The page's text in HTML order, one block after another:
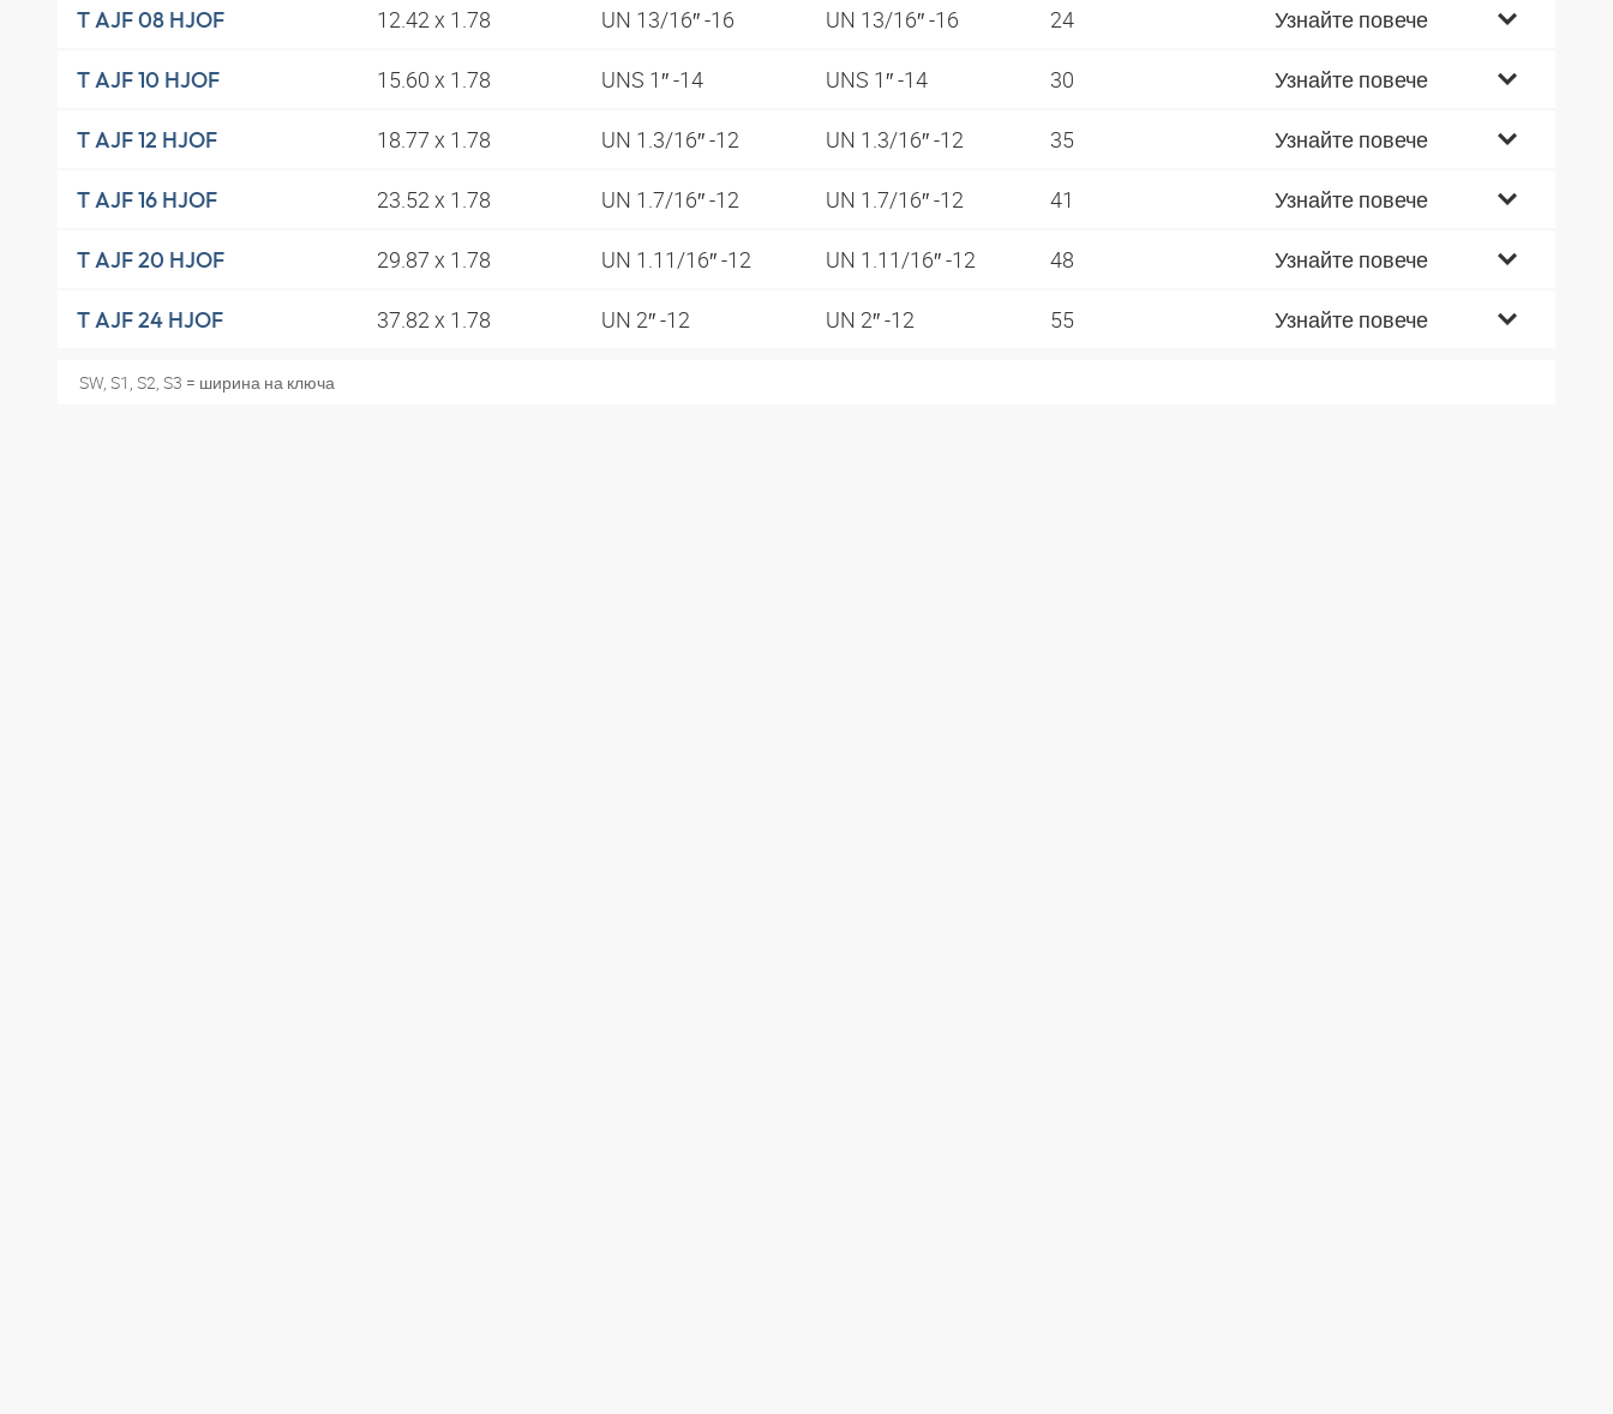
T AJF 08 HJOF 12.42 x 1.78 UN 13/16″ -16 UN 13/16″ -16 24 Узнайте повече
T AJF 10 HJOF 15.60 x 1.78 UNS 1″ -14 UNS 1″ -14 30 Узнайте повече
T AJF 12 HJOF 18.77 x 1.78 UN 1.3/16″ -12 UN 1.3/16″ -12 35 Узнайте повече
T AJF 16 HJOF 23.52 x 1.78 UN 1.7/16″ -12 UN 1.7/16″ -12 41 Узнайте повече
T AJF 20 HJOF 29.87 x 1.78 UN 1.11/16″ -12 UN 1.11/16″ -12 48 Узнайте повече
T AJF 24 HJOF 37.82 x 1.78 UN 2″ -12 UN 2″ -12 55 Узнайте повече
SW, S1, S2, S3 = ширина на ключа